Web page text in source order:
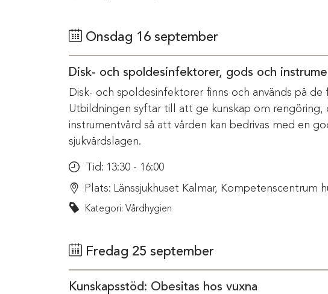
Onsdag 16 september
Disk- och spoldesinfektorer, gods och
Disk- och spoldesinfektorer finns och används på de
Utbildningen syftar till att ge kunskap om
instrumentvård så att vården kan bedrivas med en
sjukvårdslagen.
Tid: 13:30 - 16:00
Plats: Länssjukhuset Kalmar, Kompetenscentrum
Kategori: Vårdhygien
Fredag 25 september
Kunskapsstöd: Obesitas hos vuxna